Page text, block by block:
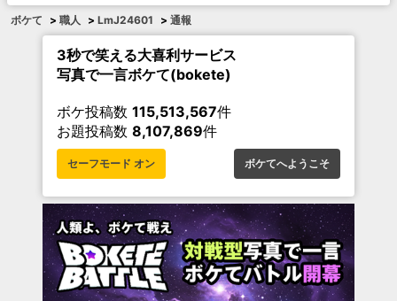
ボケて > 職人 > LmJ24601 > 通報
3秒で笑える大喜利サービス
写真で一言ボケて(bokete)
ボケ投稿数 115,513,567件
お題投稿数 8,107,869件
セーフモード オン ボケてへようこそ